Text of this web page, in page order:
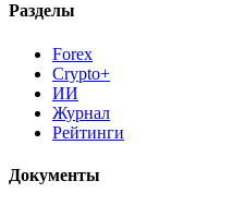
Разделы
Forex
Crypto+
ИИ
Журнал
Рейтинги
Документы